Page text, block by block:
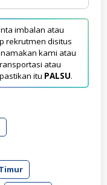
imbalan atau
rekrutmen disitus
kami atau
atau
itu PALSU.